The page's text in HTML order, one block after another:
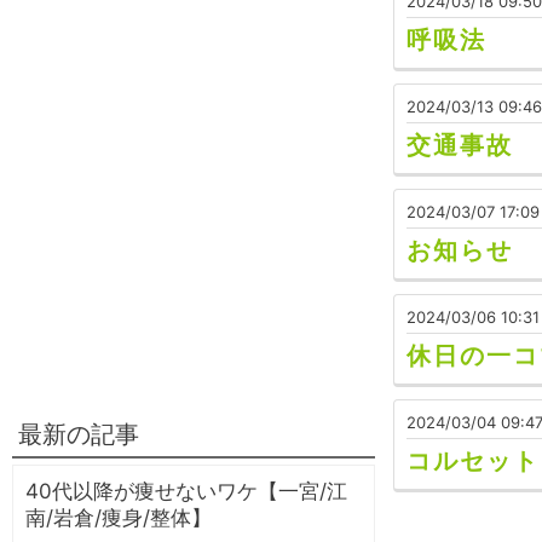
最新の記事
40代以降が痩せないワケ【一宮/江
南/岩倉/痩身/整体】
呼吸法
2024/03/13 09:46
交通事故
2024/03/07 17:09
お知らせ
2024/03/06 10:31
休日の一
2024/03/04 09:47
コルセット